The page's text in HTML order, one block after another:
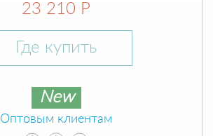
23 210 Р
Где купить
New
Оптовым клиентам